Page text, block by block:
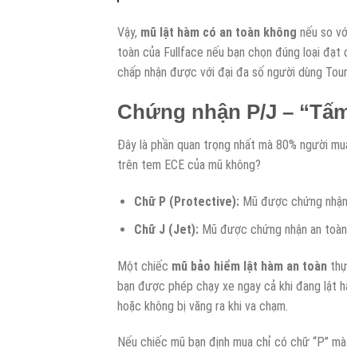
Vậy, mũ lật hàm có an toàn không nếu so
toàn của Fullface nếu bạn chọn đúng loại
chấp nhận được với đại đa số người dùng
Chứng nhận P/J –
Đây là phần quan trọng nhất mà 80% người
trên tem ECE của mũ không?
Chữ P (Protective):Mũ được chứng
Chữ J (Jet):Mũ được chứng nhận an
Một chiếc mũ bảo hiểm lật hàm an toàn
bạn được phép chạy xe ngay cả khi đang lật
hoặc không bị văng ra khi va chạm.
Nếu chiếc mũ bạn định mua chỉ có chữ “P”